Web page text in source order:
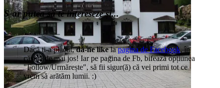
S-ar putea să te intereseze și...
Dacă ți-a plăcut,dă-ne likelapagina de Facebook, în
căsuța de mai jos! Iar pe pagina de Fb, bifează opțiunea
"Follow/Urmărește", să fii sigur(ă) că vei primi tot ce
vrem să arătăm lumii. :)